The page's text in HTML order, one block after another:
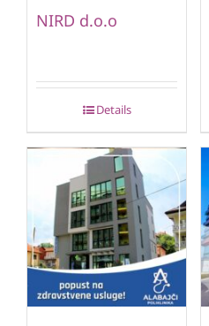
NIRD d.o.o
Details